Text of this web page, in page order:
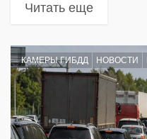
Читать еще
КАМЕРЫ ГИБДД НОВОСТИ